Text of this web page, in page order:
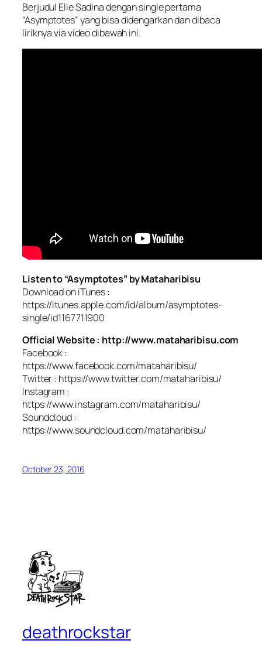
Berjudul Elie Sadina dengan single pertama
“Asymptotes” yang bisa didengarkan dan dibaca
liriknya via video dibawah ini.
Listen to “Asymptotes” by Mataharibisu
Download on iTunes :
https://itunes.apple.com/id/album/asymptotes-
single/id1167711900
Official Website : http://www.mataharibisu.com
Facebook :
https://www.facebook.com/mataharibisu/
Twitter : https://www.twitter.com/mataharibisu/
Instagram :
https://www.instagram.com/mataharibisu/
Soundcloud :
https://www.soundcloud.com/mataharibisu/
October 23, 2016
deathrockstar